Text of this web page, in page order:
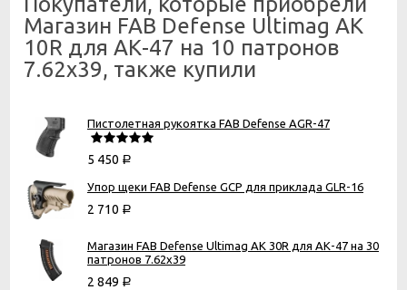
Магазин FAB Defense Ultimag AK
10R для АК-47 на 10 патронов
7.62x39, также купили
Пистолетная рукоятка FAB Defense AGR-47
5 450 Р
Упор щеки FAB Defense GCP для приклада GLR-16
2 710 Р
Магазин FAB Defense Ultimag AK 30R для АК-47 на 30
патронов 7.62x39
2 849 Р